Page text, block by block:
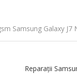
Samsung Galaxy J7
Reparații